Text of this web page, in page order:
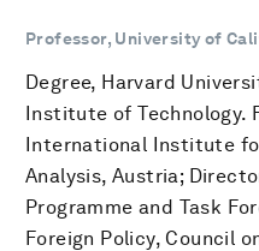
Professor, University of
Degree, Harvard
Institute of Technology.
International Institute
Analysis, Austria;
Programme and Task
Foreign Policy, Council